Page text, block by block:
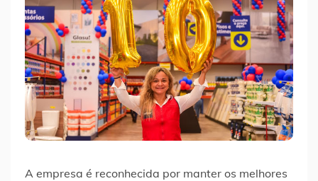
A empresa é reconhecida por manter os melhores